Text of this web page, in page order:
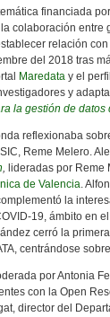
financiada
colaboración entre
relación
del 2018 tras
Maredata y el
y
la gestión de
reflexionaba
Reme Melero.
, lideradas por
de Valencia.
la
19, ámbito en
cerró la
centrándose
por Antonia
con la Open
director del